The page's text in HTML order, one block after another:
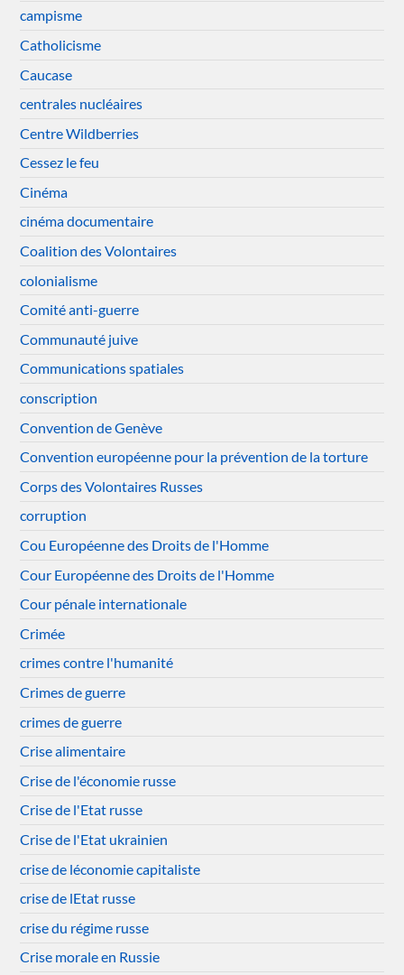
campisme
Catholicisme
Caucase
centrales nucléaires
Centre Wildberries
Cessez le feu
Cinéma
cinéma documentaire
Coalition des Volontaires
colonialisme
Comité anti-guerre
Communauté juive
Communications spatiales
conscription
Convention de Genève
Convention européenne pour la prévention de la torture
Corps des Volontaires Russes
corruption
Cou Européenne des Droits de l'Homme
Cour Européenne des Droits de l'Homme
Cour pénale internationale
Crimée
crimes contre l'humanité
Crimes de guerre
crimes de guerre
Crise alimentaire
Crise de l'économie russe
Crise de l'Etat russe
Crise de l'Etat ukrainien
crise de léconomie capitaliste
crise de lEtat russe
crise du régime russe
Crise morale en Russie